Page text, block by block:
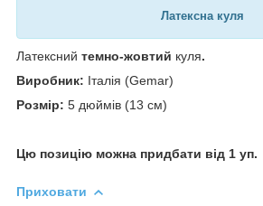
Латексна куля
Латексний темно-жовтий куля.
Виробник: Італія (Gemar)
Розмір: 5 дюймів (13 см)
Цю позицію можна придбати від 1 уп.
Приховати